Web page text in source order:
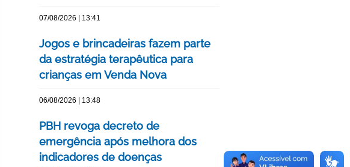
07/08/2026 | 13:41
Jogos e brincadeiras fazem parte
da estratégia terapêutica para
crianças em Venda Nova
06/08/2026 | 13:48
PBH revoga decreto de
emergência após melhora dos
indicadores de doenças